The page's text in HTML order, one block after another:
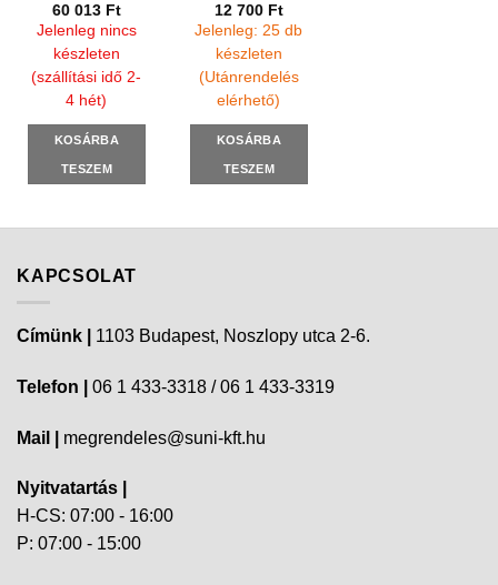
60 013 Ft
Jelenleg nincs
készleten
(szállítási idő 2-
4 hét)
KOSÁRBA
TESZEM
12 700 Ft
Jelenleg: 25 db
készleten
(Utánrendelés
elérhető)
KOSÁRBA
TESZEM
KAPCSOLAT
Címünk | 1103 Budapest, Noszlopy utca 2-6.
Telefon | 06 1 433-3318 / 06 1 433-3319
Mail | megrendeles@suni-kft.hu
Nyitvatartás |
H-CS: 07:00 - 16:00
P: 07:00 - 15:00